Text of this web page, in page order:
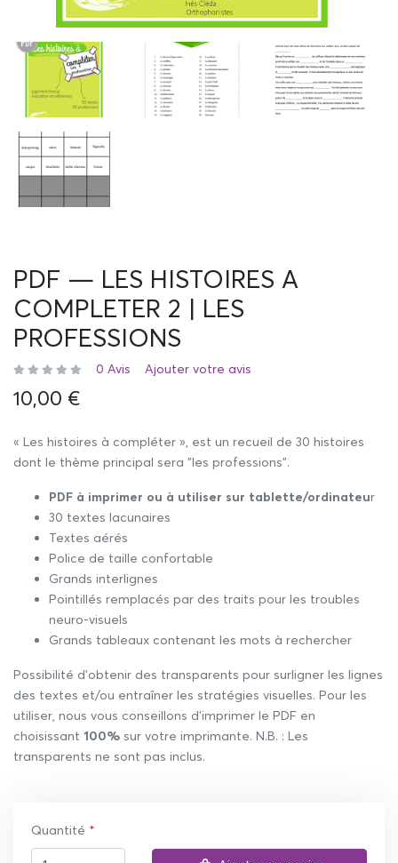
PDF — LES HISTOIRES A
COMPLETER 2 | LES
PROFESSIONS
0 Avis Ajouter votre avis
10,00 €
« Les histoires à compléter », est un recueil de 30 histoires
dont le thème principal sera "les professions".
PDF à imprimer ou à utiliser sur tablette/ordinateur
30 textes lacunaires
Textes aérés
Police de taille confortable
Grands interlignes
Pointillés remplacés par des traits pour les troubles
neuro-visuels
Grands tableaux contenant les mots à rechercher
Possibilité d’obtenir des transparents pour surligner les lignes
des textes et/ou entraîner les stratégies visuelles. Pour les
utiliser, nous vous conseillons d’imprimer le PDF en
choisissant 100% sur votre imprimante. N.B. : Les
transparents ne sont pas inclus.
Quantité